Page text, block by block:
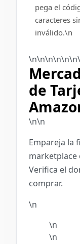
pega el
caracteres
inválido.\n
\n\n\n\n\n\n
de
\n\n
Empareja la
marketplace
Verifica el
comprar.
\n
\n
\n